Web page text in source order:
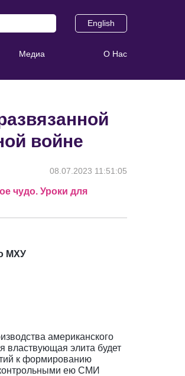
English
Медиа О Нас
войне
08.07.2023 11:51:05
чудо. Уроки для
МХУ
американского
властвующая элита будет
к формированию
ею СМИ